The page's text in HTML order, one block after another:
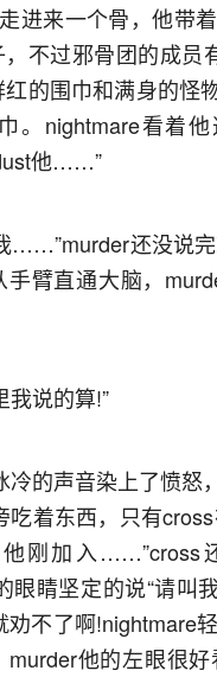
进来一个骨，他带
不过邪骨团的成
的围巾和满身的怪
。nightmare看着
他……”
还没说完
臂直通大脑，
我说的算!”
冷的声音染上了愤
吃着东西，只有
刚加入……”cross
眼睛坚定的说“请
不了啊!nightmare
他的左眼很